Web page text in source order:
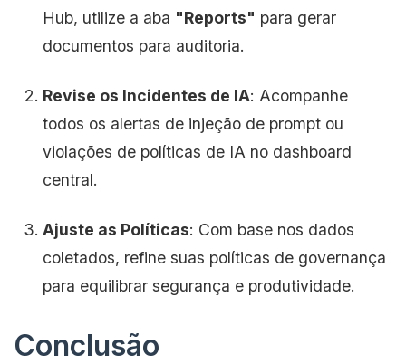
Hub, utilize a aba "Reports" para gerar
documentos para auditoria.
Revise os Incidentes de IA: Acompanhe
todos os alertas de injeção de prompt ou
violações de políticas de IA no dashboard
central.
Ajuste as Políticas: Com base nos dados
coletados, refine suas políticas de governança
para equilibrar segurança e produtividade.
Conclusão